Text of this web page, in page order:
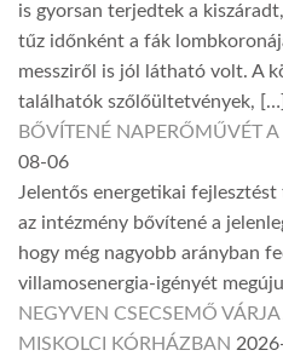
is gyorsan terjedtek a
tűz időnként a fák
messziről is jól látható volt. A
találhatók szőlőültetvények, […]
BŐVÍTENÉ NAPERŐMŰVÉT A
08-06
Jelentős energetikai
az intézmény bővítené a
hogy még nagyobb arányban
villamosenergia-igényét
NEGYVEN CSECSEMŐ
MISKOLCI KÓRHÁZBAN